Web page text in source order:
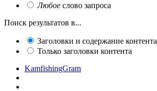
Любое слово запроса
Поиск результатов в...
Заголовки и содержание контента
Только заголовки контента
KamfishingGram